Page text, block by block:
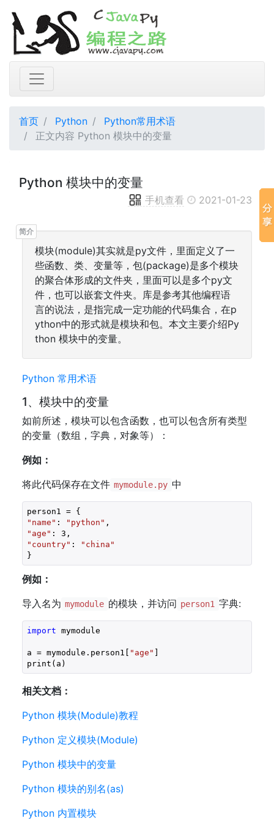
首页 Python
Python常用术语
正文内容 Python 模块中的变量
Python 模块中的变量
手机查看 2021-01-23
模块(module)其实就是py文件，里面定义了一
些函数、类、变量等，包(package)是多个模块
的聚合体形成的文件夹，里面可以是多个py文
件，也可以嵌套文件夹。库是参考其他编程语
言的说法，是指完成一定功能的代码集合，在p
ython中的形式就是模块和包。本文主要介绍Py
thon 模块中的变量。
Python 常用术语
1、模块中的变量
如前所述，模块可以包含函数，也可以包含所有类型
的变量（数组，字典，对象等）：
例如：
将此代码保存在文件 mymodule.py 中
"name" : "python"
"age" : 3
"country" :
"china"
}
例如：
导入名为 mymodule 的模块，并访问 person1 字典:
import mymodule
a = mymodule.person1[ "age" ]
print(a)
相关文档：
Python 模块(Module)教程
Python 定义模块(Module)
Python 模块中的变量
Python 模块的别名(as)
Python 内置模块